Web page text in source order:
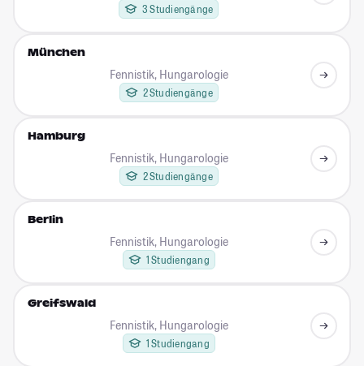
3 Studiengänge
München
Fennistik, Hungarologie
2 Studiengänge
Hamburg
Fennistik, Hungarologie
2 Studiengänge
Berlin
Fennistik, Hungarologie
1 Studiengang
Greifswald
Fennistik, Hungarologie
1 Studiengang